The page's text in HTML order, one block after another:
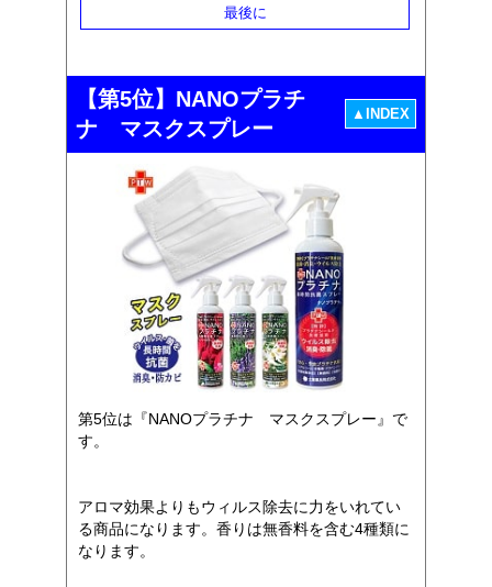
最後に
【第5位】NANOプラチ
ナ マスクスプレー
▲INDEX
第5位は『NANOプラチナ マスクスプレー』で
す。
アロマ効果よりもウィルス除去に力をいれてい
る商品になります。香りは無香料を含む4種類に
なります。